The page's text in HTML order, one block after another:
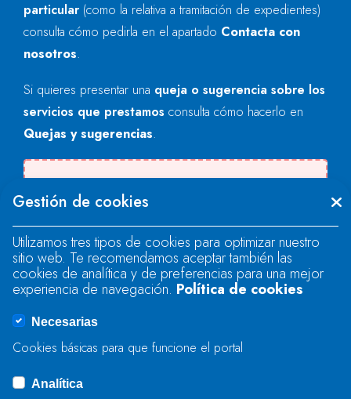
particular (como la relativa a tramitación de expedientes)
consulta cómo pedirla en el apartado Contacta con
nosotros.
Si quieres presentar una queja o sugerencia sobre los
servicios que prestamos consulta cómo hacerlo en
Quejas y sugerencias.
"text".
Se produjo un error al cargar el campo
"text".
Se produjo un error al cargar el campo
Gestión de cookies
Utilizamos tres tipos de cookies para optimizar nuestro
sitio web. Te recomendamos aceptar también las
cookies de analítica y de preferencias para una mejor
experiencia de navegación. Política de cookies
Necesarias
Cookies básicas para que funcione el portal
Analítica